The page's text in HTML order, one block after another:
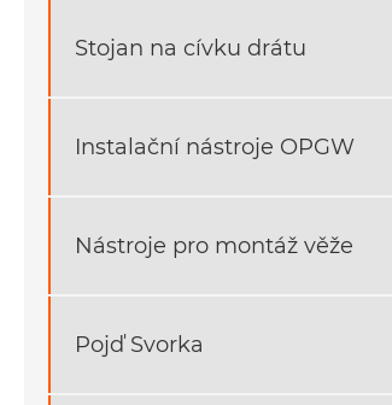
Stojan na cívku drátu
Instalační nástroje OPGW
Nástroje pro montáž věže
Pojď Svorka